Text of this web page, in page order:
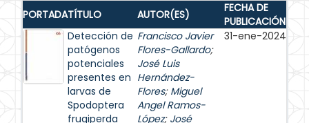
PORTADATÍTULO AUTOR(ES)
FECHA DE
PUBLICACIÓN
Detección de
patógenos
potenciales
presentes en
larvas de
Spodoptera
frugiperda
Francisco Javier
Flores-Gallardo;
José Luis
Hernández-
Flores; Miguel
Angel Ramos-
López; José
31-ene-2024